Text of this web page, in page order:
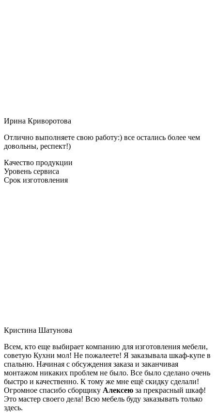
Ирина Криворотова
Отлично выполняете свою работу:) все остались более чем
довольны, респект!)
Качество продукции
Уровень сервиса
Срок изготовления
Кристина Шатунова
Всем, кто еще выбирает компанию для изготовления мебели,
советую Кухни мол! Не пожалеете! Я заказывала шкаф-купе в
спальню. Начиная с обсуждения заказа и заканчивая
монтажом никаких проблем не было. Все было сделано очень
быстро и качественно. К тому же мне ещё скидку сделали!
Огромное спасибо сборщику Алексею за прекрасный шкаф!
Это мастер своего дела! Всю мебель буду заказывать только
здесь.